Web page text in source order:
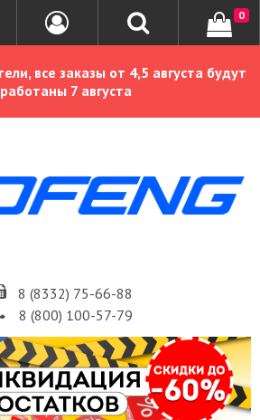
все заказы от 4,5 августа будут
7 августа
8 (8332) 75-66-88
8 (800) 100-57-79
0